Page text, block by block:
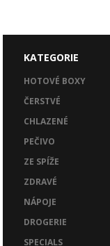
KATEGORIE
HOTOVÉ BOXY
ČERSTVÉ
CHLAZENÉ
PEČIVO
ZE SPÍŽE
ZDRAVÉ
NÁPOJE
DROGERIE
SPECIALS